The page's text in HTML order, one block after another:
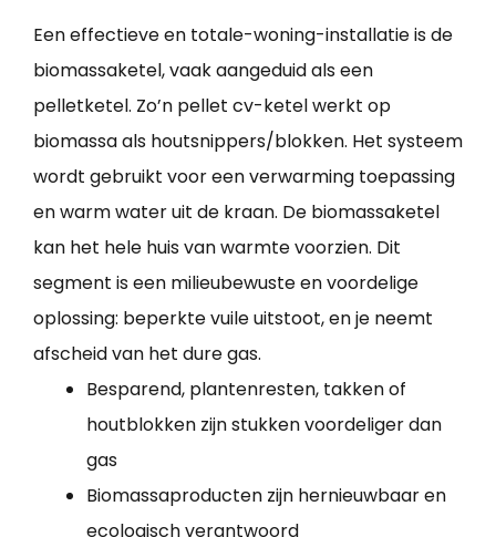
Een effectieve en totale-woning-installatie is de
biomassaketel, vaak aangeduid als een
pelletketel. Zo’n pellet cv-ketel werkt op
biomassa als houtsnippers/blokken. Het systeem
wordt gebruikt voor een verwarming toepassing
en warm water uit de kraan. De biomassaketel
kan het hele huis van warmte voorzien. Dit
segment is een milieubewuste en voordelige
oplossing: beperkte vuile uitstoot, en je neemt
afscheid van het dure gas.
Besparend, plantenresten, takken of
houtblokken zijn stukken voordeliger dan
gas
Biomassaproducten zijn hernieuwbaar en
ecologisch verantwoord